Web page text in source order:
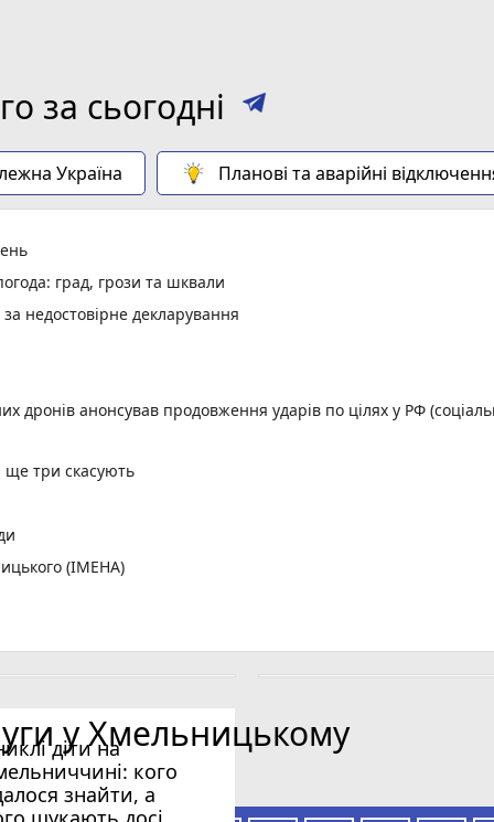
за сьогодні
Україна Планові та аварійні
град, грози та шквали
недостовірне декларування
дронів анонсував продовження ударів по цілях у РФ
ще три скасують
(ІМЕНА)
діти на
кого
знайти, а
у Хмельницькому